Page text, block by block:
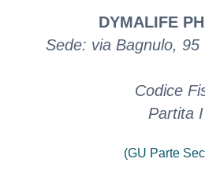
DYMALIFE
Sede: via Bagnulo,
Codice
Partita
(GU Parte